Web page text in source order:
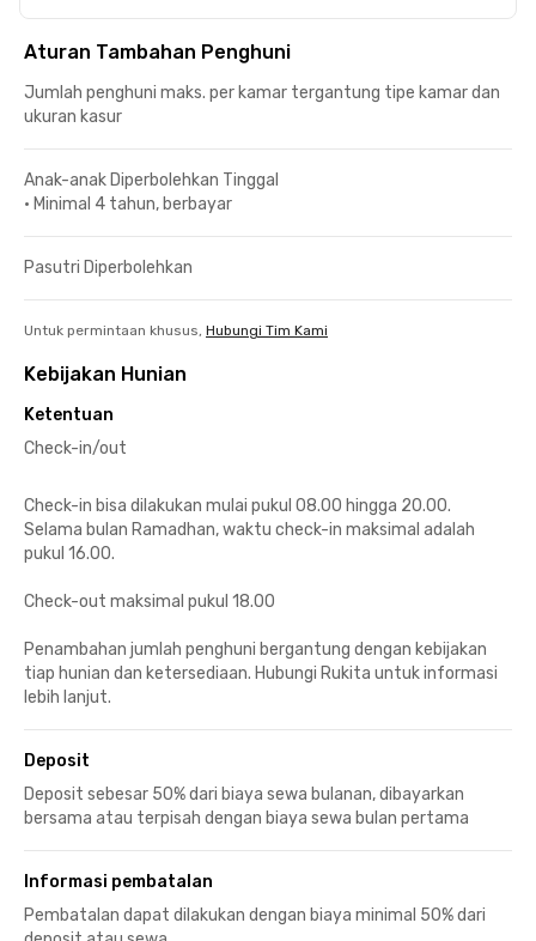
Aturan Tambahan Penghuni
Jumlah penghuni maks. per kamar tergantung tipe kamar dan
ukuran kasur
Anak-anak Diperbolehkan Tinggal
• Minimal 4 tahun, berbayar
Pasutri Diperbolehkan
Untuk permintaan khusus, Hubungi Tim Kami
Kebijakan Hunian
Ketentuan
Check-in/out
Check-in bisa dilakukan mulai pukul 08.00 hingga 20.00.
Selama bulan Ramadhan, waktu check-in maksimal adalah
pukul 16.00.
Check-out maksimal pukul 18.00
Penambahan jumlah penghuni bergantung dengan kebijakan
tiap hunian dan ketersediaan. Hubungi Rukita untuk informasi
lebih lanjut.
Deposit
Deposit sebesar 50% dari biaya sewa bulanan, dibayarkan
bersama atau terpisah dengan biaya sewa bulan pertama
Informasi pembatalan
Pembatalan dapat dilakukan dengan biaya minimal 50% dari